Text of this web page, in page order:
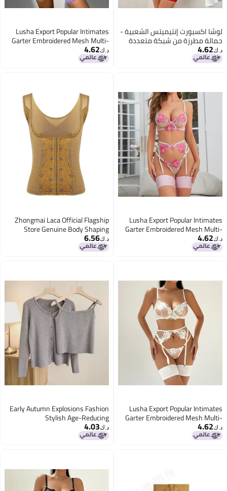
لوشا اكسبورت إنتيميتس الشعبية -
حمالة مطرزة من شبكة متعددة
الألوان لتشكيل الجسم - بدلة
مقسمة Xyh0348
د.ك‏4.62
Lusha Export Popular Intimates
Garter Embroidered Mesh Multi-
Color Body Shaping Split Suit
Xyh0348
د.ك‏4.62
Lusha Export Popular Intimates
Garter Embroidered Mesh Multi-
Color Body Shaping Split Suit
Xyh0348
د.ك‏4.62
Zhongmai Laca Official Flagship
Store Genuine Body Shaping
Intimates Really Beautiful Long
Body Manager Three-Piece Set
د.ك‏6.56
Lusha Export Popular Intimates
Garter Embroidered Mesh Multi-
Color Body Shaping Split Suit
Xyh0348
د.ك‏4.62
Early Autumn Explosions Fashion
Stylish Age-Reducing
Temperament Casual Slimming
Belly-Covering Vest Cardigan
د.ك‏4.03